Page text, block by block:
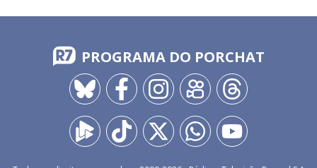
PROGRAMA DO PORCHAT